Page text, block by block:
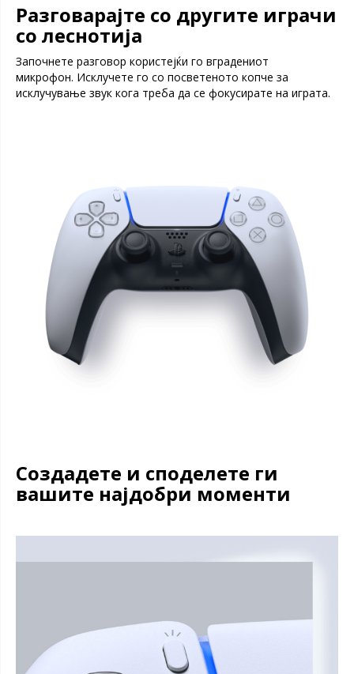
Разговарајте со другите играчи
со леснотија
Започнете разговор користејќи го вградениот
микрофон. Исклучете го со посветеното копче за
исклучување звук кога треба да се фокусирате на играта.
Создадете и споделете ги
вашите најдобри моменти